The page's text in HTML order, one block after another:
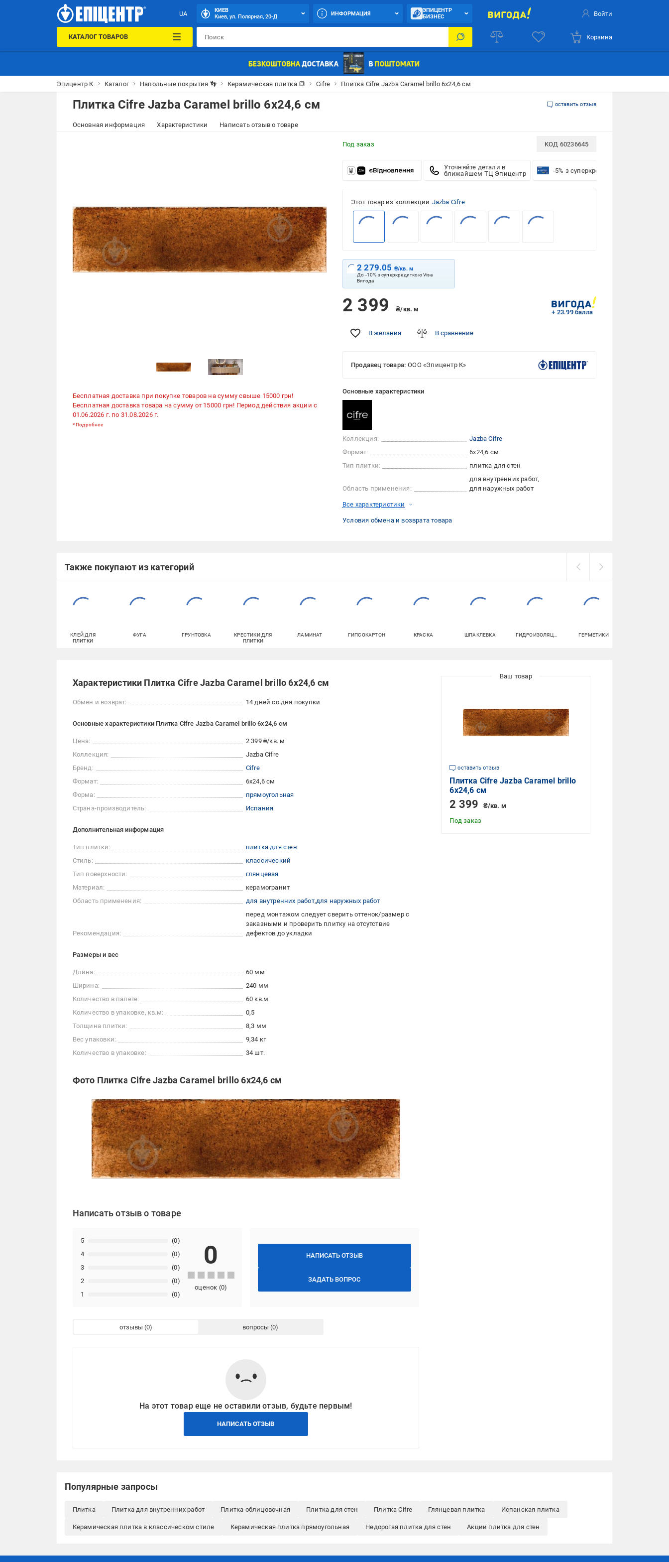
UA
КИЕВ
Киев, ул. Полярная, 20-Д
ИНФОРМАЦИЯ
ЭПИЦЕНТР
БИЗНЕС
Войти
КАТАЛОГ ТОВАРОВ Корзина
Эпицентр К Каталог Напольные покрытия 👣 Керамическая плитка 🔳 Cifre Плитка Cifre Jazba Caramel brillo 6x24,6 см
Плитка Cifre Jazba Caramel brillo 6x24,6 см оставить отзыв
Основная информация Характеристики Написать отзыв о товаре
Бесплатная доставка при покупке товаров на сумму свыше 15000 грн!
Бесплатная доставка товара на сумму от 15000 грн! Период действия акции с
01.06.2026 г. по 31.08.2026 г.
*Подробнее
Под заказ КОД 60236645
Уточняйте детали в
ближайшем ТЦ Эпицентр
-5% з суперкредиткою VISA Вигода
Этот товар из коллекции Jazba Cifre
2 279.05 ₴/кв. м
До -10% з суперкредиткою Visa
Вигода
2 399 ₴/кв. м + 23.99 балла
В желания В сравнение
Продавец товара: ООО «Эпицентр К»
Основные характеристики
Коллекция:
Jazba Cifre
Формат:
6x24,6 см
Тип плитки:
плитка для стен
Область применения:
для внутренних работ
для наружных работ
Все характеристики
Условия обмена и возврата товара
Также покупают из категорий
КЛЕЙ ДЛЯ
ПЛИТКИ
ФУГА ГРУНТОВКА
КРЕСТИКИ ДЛЯ
ПЛИТКИ
ЛАМИНАТ ГИПСОКАРТОН КРАСКА ШПАКЛЕВКА ГИДРОИЗОЛЯЦИЯ ГЕРМЕТИКИ
Характеристики Плитка Cifre Jazba Caramel brillo 6x24,6 см
Обмен и возврат: 14 дней со дня покупки
Основные характеристики Плитка Cifre Jazba Caramel brillo 6x24,6 см
Цена:
2 399 ₴/кв. м
Коллекция:
Jazba Cifre
Бренд:
Cifre
Формат:
6x24,6 см
Форма:
прямоугольная
Страна-производитель:
Испания
Дополнительная информация
Тип плитки:
плитка для стен
Стиль:
классический
Тип поверхности:
глянцевая
Материал:
керамогранит
Область применения:
для внутренних работ для наружных работ
Рекомендация:
перед монтажом следует сверить оттенок/размер с
заказными и проверить плитку на отсутствие
дефектов до укладки
Размеры и вес
Длина:
60 мм
Ширина:
240 мм
Количество в палете:
60 кв.м
Количество в упаковке, кв.м:
0,5
Толщина плитки:
8,3 мм
Вес упаковки:
9,34 кг
Количество в упаковке:
34 шт.
Фото Плитка Cifre Jazba Caramel brillo 6x24,6 см
Написать отзыв о товаре
НАПИСАТЬ ОТЗЫВ
ЗАДАТЬ ВОПРОС
1 (0)
2 (0)
3 (0)
4 (0)
5 (0)
0
оценок (0)
отзывы вопросы
На этот товар еще не оставили отзыв, будьте первым!
НАПИСАТЬ ОТЗЫВ
оставить отзыв
Плитка Cifre Jazba Caramel brillo
6x24,6 см
2 399
₴/кв. м
Под заказ
Популярные запросы
Плитка Плитка для внутренних работ Плитка облицовочная Плитка для стен Плитка Cifre Глянцевая плитка Испанская плитка
Керамическая плитка в классическом стиле Керамическая плитка прямоугольная Недорогая плитка для стен Акции плитка для стен